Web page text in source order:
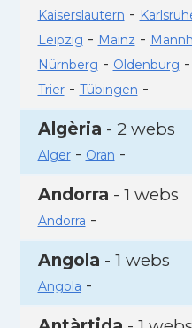
Kaiserslautern -
Leipzig - Mainz -
Nürnberg - Oldenburg -
Trier- Tübingen -
Algèria - 2 webs
Alger- Oran -
Andorra - 1 webs
Andorra -
Angola - 1 webs
Angola -